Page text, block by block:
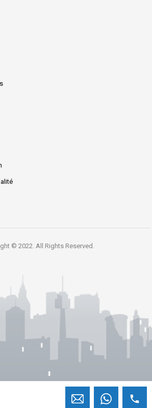
© 2022. All Rights Reserved.